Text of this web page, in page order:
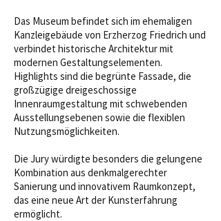
Das Museum befindet sich im ehemaligen
Kanzleigebäude von Erzherzog Friedrich und
verbindet historische Architektur mit
modernen Gestaltungselementen.
Highlights sind die begrünte Fassade, die
großzügige dreigeschossige
Innenraumgestaltung mit schwebenden
Ausstellungsebenen sowie die flexiblen
Nutzungsmöglichkeiten.
Die Jury würdigte besonders die gelungene
Kombination aus denkmalgerechter
Sanierung und innovativem Raumkonzept,
das eine neue Art der Kunsterfahrung
ermöglicht.